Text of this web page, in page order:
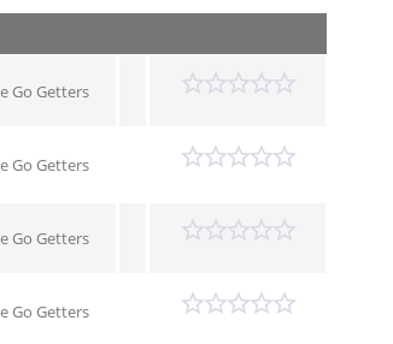
Go Getters
Go Getters
Go Getters
Go Getters